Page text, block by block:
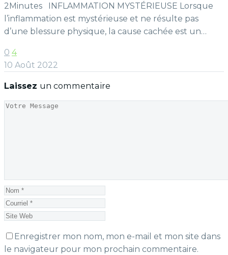
2Minutes INFLAMMATION MYSTÉRIEUSE Lorsque
l’inflammation est mystérieuse et ne résulte pas
d’une blessure physique, la cause cachée est un…
0 4
10 Août 2022
Laissez un commentaire
Enregistrer mon nom, mon e-mail et mon site dans
le navigateur pour mon prochain commentaire.